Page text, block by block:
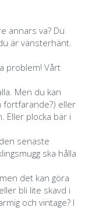
annars va? Du
är vänsterhänt.
problem! Vårt
Men du kan
fortfarande?) eller
Eller plocka bär i
senaste
ska hålla
det kan göra
bli lite skavd i
och vintage? I